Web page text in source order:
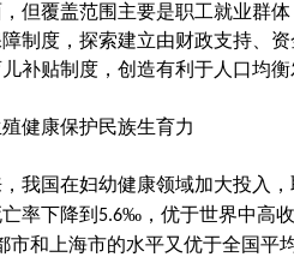
但覆盖范围主要是职工就业群
制度，探索建立由财政支持、
补贴制度，创造有利于人口均
健康保护民族生育力
我国在妇幼健康领域加大投入
率下降到 5.6‰，优于世界中高
市和上海市的水平又优于全国平